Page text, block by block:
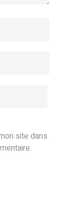
site dans